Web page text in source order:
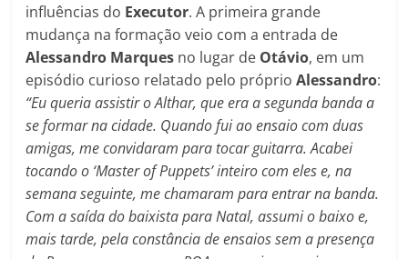
influências do Executor. A primeira grande
mudança na formação veio com a entrada de
Alessandro Marques no lugar de Otávio, em um
episódio curioso relatado pelo próprioAlessandro:
“Eu queria assistir o Althar, que era a segunda banda a
se formar na cidade. Quando fui ao ensaio com duas
amigas, me convidaram para tocar guitarra. Acabei
tocando o ‘Master of Puppets’ inteiro com eles e, na
semana seguinte, me chamaram para entrar na banda.
Com a saída do baixista para Natal, assumi o baixo e,
mais tarde, pela constância de ensaios sem a presença